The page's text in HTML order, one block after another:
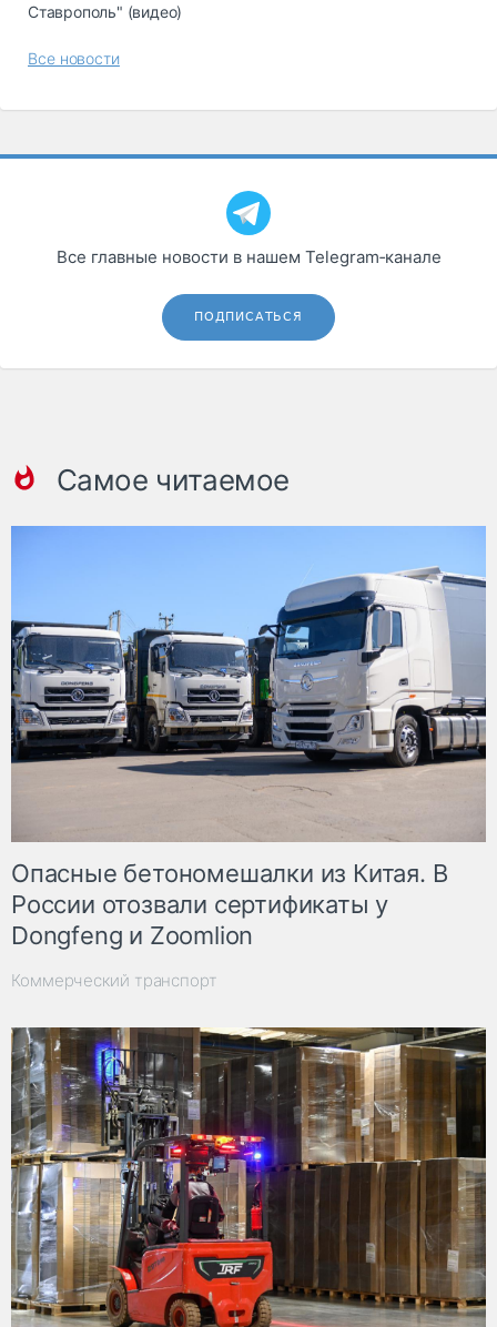
Коммерческий
Автосервис,
запчасти, шины
автохимия
Ставрополь" (видео)
Все новости
Все главные новости в нашем Telegram‑канале
ПОДПИСАТЬСЯ
Самое читаемое
Опасные бетономешалки из Китая. В
России отозвали сертификаты у
Dongfeng и Zoomlion
Коммерческий транспорт